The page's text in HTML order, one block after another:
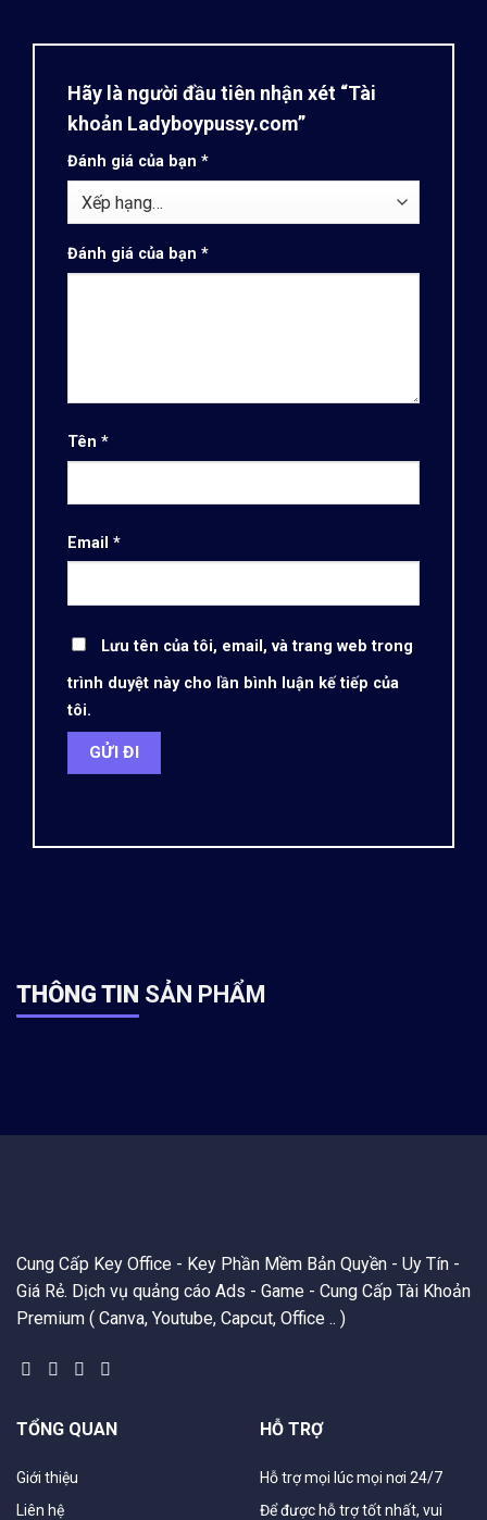
Hãy là người đầu tiên nhận xét “Tài
khoản Ladyboypussy.com”
Đánh giá của bạn *
Đánh giá của bạn *
Tên *
Email *
Lưu tên của tôi, email, và trang web trong
trình duyệt này cho lần bình luận kế tiếp của
tôi.
THÔNG TIN SẢN PHẨM
Cung Cấp Key Office - Key Phần Mềm Bản Quyền - Uy Tín -
Giá Rẻ. Dịch vụ quảng cáo Ads - Game - Cung Cấp Tài Khoản
Premium ( Canva, Youtube, Capcut, Office .. )
TỔNG QUAN
Giới thiệu
Liên hệ
HỖ TRỢ
Hỗ trợ mọi lúc mọi nơi 24/7
Để được hỗ trợ tốt nhất, vui